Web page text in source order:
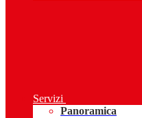
Servizi
Panoramica